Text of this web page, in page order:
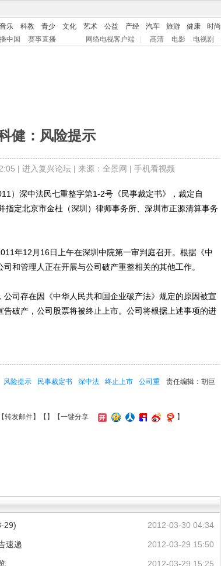
音乐 科教 青少 文化 艺术 公益 产经 汽车 旅游 健康 时尚
中国 赛事直播 网络电视客户端 高清 电影 电视剧
健：风险提示
| 进入复兴论坛| 来源：全景网 | 手机看视频
深中法民七重整字第1-2号《民事裁定书》，裁定自
指定北京市金杜（深圳）律师事务所、深圳市正源清算事务
年12月16日上午在深圳中院第一审判庭召开。根据《中
和管理人正在开展与公司破产重整相关的其他工作。
司存在因《中华人民共和国企业破产法》规定的原因被宣
破产，公司股票将被终止上市。公司将根据上述事项的进
责任编辑：胡巨
风险提示 民事裁定书 深中法 终止上市
公司重
转发邮件】【 】 【一键分享 】
2012-03-30 04:34
29)
2012-03-29 15:50
速递
2012-03-29 15:25